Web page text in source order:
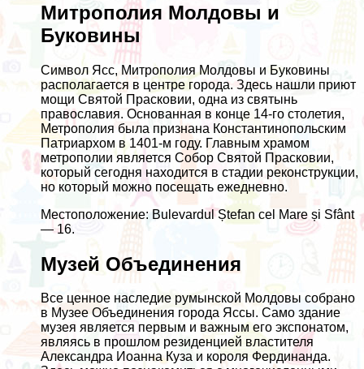
Митрополия Молдовы и
Буковины
Символ Ясс, Митрополия Молдовы и Буковины
располагается в центре города. Здесь нашли приют
мощи Святой Прасковии, одна из святынь
православия. Основанная в конце 14-го столетия,
Метрополия была признана Константинопольским
Патриархом в 1401-м году. Главным храмом
метрополии является Собор Святой Прасковии,
который сегодня находится в стадии реконструкции,
но который можно посещать ежедневно.
Местоположение: Bulevardul Ștefan cel Mare și Sfânt
— 16.
Музей Объединения
Все ценное наследие румынской Молдовы собрано
в Музее Объединения города Яссы. Само здание
музея является первым и важным его экспонатом,
являясь в прошлом резиденцией властителя
Александра Иоанна Куза и короля Фердинанда.